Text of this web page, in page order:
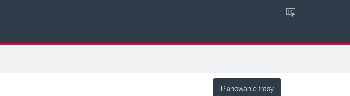
PL
Planowanie trasy